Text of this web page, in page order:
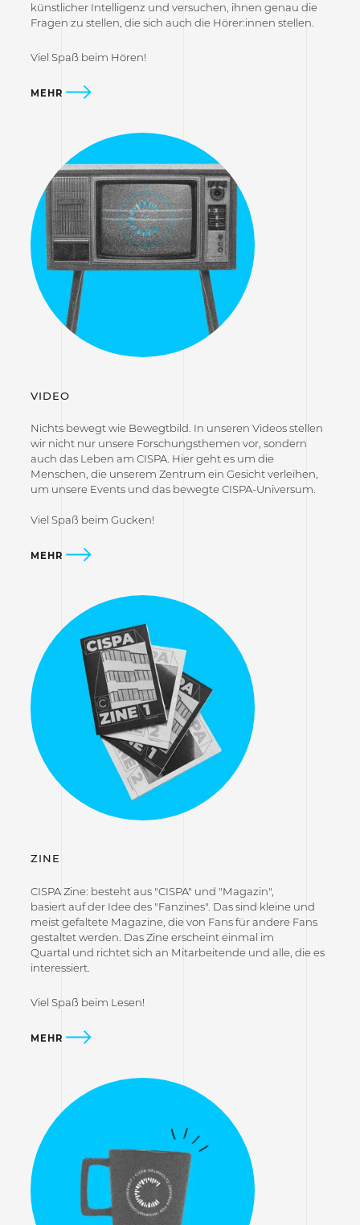
künstlicher Intelligenz und versuchen, ihnen genau die
Fragen zu stellen, die sich auch die Hörer:innen stellen.
Viel Spaß beim Hören!
MEHR
VIDEO
Nichts bewegt wie Bewegtbild. In unseren Videos stellen
wir nicht nur unsere Forschungsthemen vor, sondern
auch das Leben am CISPA. Hier geht es um die
Menschen, die unserem Zentrum ein Gesicht verleihen,
um unsere Events und das bewegte CISPA-Universum.
Viel Spaß beim Gucken!
MEHR
ZINE
CISPA Zine: besteht aus "CISPA" und "Magazin",
basiert auf der Idee des "Fanzines". Das sind kleine und
meist gefaltete Magazine, die von Fans für andere Fans
gestaltet werden. Das Zine erscheint einmal im
Quartal und richtet sich an Mitarbeitende und alle, die es
interessiert.
Viel Spaß beim Lesen!
MEHR